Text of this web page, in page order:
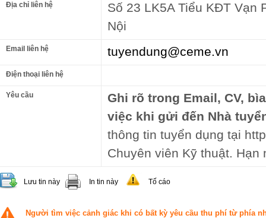
Địa chỉ liên hệ
Số 23 LK5A Tiểu KĐT Vạn
Nội
Email liên hệ tuyendung@ceme.vn
Điện thoại liên hệ
Yêu cầu
Ghi rõ trong Email, CV,
việc khi gửi đến Nhà
thông tin tuyển dụng tại
Chuyên viên Kỹ thuật. Hạn
Lưu tin này In tin này Tố cáo
Người tìm việc cảnh giác khi có bất kỳ yêu cầu thu phí từ phía